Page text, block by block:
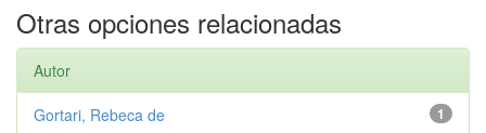
Otras opciones relacionadas
Autor
1
Gortari, Rebeca de